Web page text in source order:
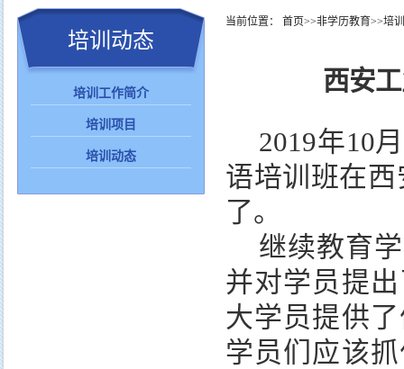
通知公告 岗位职责
工作人员
教学管理
培训项目
培训动态
培训工作简介
培训项目
培训动态
当前位置： 首页>>非学历教育>>培
西安
2019年10月
语培训班在
了。
继续教育
并对学员提
大学员提供
学员们应该